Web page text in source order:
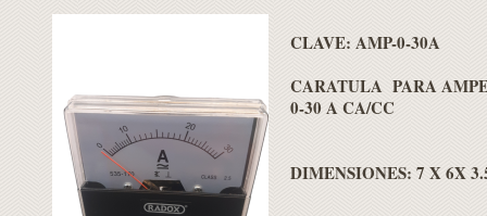
CLAVE: AMP-0-30A
CARATULA PARA
0-30 A CA/CC
DIMENSIONES: 7 X 6X